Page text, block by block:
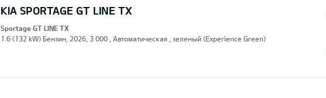
KIA SPORTAGE GT LINE TX
Sportage GT LINE TX
1.6 (132 kW) Бензин, 2026, 3 000 , Автоматическая , зеленый (Experience Green)